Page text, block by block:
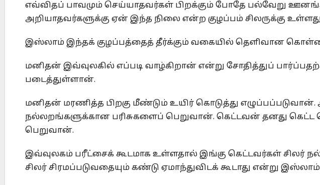
எவ்விதப் பாவமும் செய்யாதவர்கள் பிறக்கும் போதே பல்வேறு
அறியாதவர்களுக்கு ஏன் இந்த நிலை என்ற குழப்பம் சிலருக்கு
இஸ்லாம் இந்தக் குழப்பத்தைத் தீர்க்கும் வகையில் தெளிவான
மனிதன் இவ்வுலகில் எப்படி வாழ்கிறான் என்று சோதித்துப்
படைத்துள்ளான்.
மனிதன் மரணித்த பிறகு மீண்டும் உயிர் கொடுத்து
நல்லறங்களுக்கான பரிசுகளைப் பெறுவான். கெட்டவன் தனது
பெறுவான்.
இவ்வுலகம் பரீட்சைக் கூடமாக உள்ளதால் இங்கு கெட்டவர்கள் சிலர்
சிலர் சிரமப்படுவதையும் கண்டு ஏமாந்துவிடக் கூடாது என்று இஸ்லாம்